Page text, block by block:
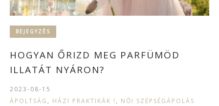
BEJEGYZÉS
HOGYAN ŐRIZD MEG PARFÜMÖD
ILLATÁT NYÁRON?
2023-08-15
ÁPOLTSÁG , HÁZI PRAKTIKÁK ! , NŐI SZÉPSÉGÁPOLÁS